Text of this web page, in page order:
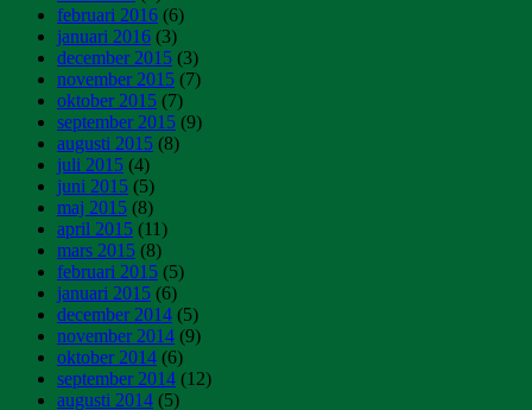
februari 2016 (6)
januari 2016 (3)
december 2015 (3)
november 2015 (7)
oktober 2015 (7)
september 2015 (9)
augusti 2015 (8)
juli 2015 (4)
juni 2015 (5)
maj 2015 (8)
april 2015 (11)
mars 2015 (8)
februari 2015 (5)
januari 2015 (6)
december 2014 (5)
november 2014 (9)
oktober 2014 (6)
september 2014 (12)
augusti 2014 (5)